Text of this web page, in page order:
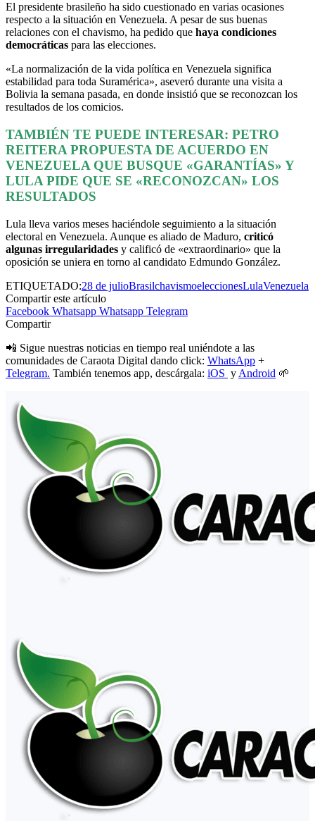
El presidente brasileño ha sido cuestionado en varias ocasiones
respecto a la situación en Venezuela. A pesar de sus buenas
relaciones con el chavismo, ha pedido que haya condiciones
democráticas para las elecciones.
«La normalización de la vida política en Venezuela significa
estabilidad para toda Suramérica», aseveró durante una visita a
Bolivia la semana pasada, en donde insistió que se reconozcan los
resultados de los comicios.
TAMBIÉN TE PUEDE INTERESAR: PETRO
REITERA PROPUESTA DE ACUERDO EN
VENEZUELA QUE BUSQUE «GARANTÍAS» Y
LULA PIDE QUE SE «RECONOZCAN» LOS
RESULTADOS
Lula lleva varios meses haciéndole seguimiento a la situación
electoral en Venezuela. Aunque es aliado de Maduro, criticó
algunas irregularidades y calificó de «extraordinario» que la
oposición se uniera en torno al candidato Edmundo González.
ETIQUETADO:28 de julioBrasilchavismoeleccionesLulaVenezuela
Compartir este artículo
Facebook Whatsapp Whatsapp Telegram
Compartir
📲 Sigue nuestras noticias en tiempo real uniéndote a las
comunidades de Caraota Digital dando click: WhatsApp +
Telegram. También tenemos app, descárgala: iOS y Android 🌱